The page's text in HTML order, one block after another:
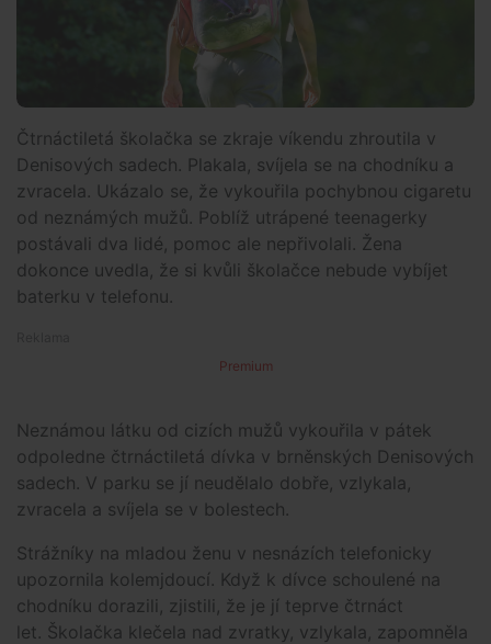
Čtrnáctiletá školačka se zkraje víkendu zhroutila v
Denisových sadech. Plakala, svíjela se na chodníku a
zvracela. Ukázalo se, že vykouřila pochybnou cigaretu
od neznámých mužů. Poblíž utrápené teenagerky
postávali dva lidé, pomoc ale nepřivolali. Žena
dokonce uvedla, že si kvůli školačce nebude vybíjet
baterku v telefonu.
Premium
Neznámou látku od cizích mužů vykouřila v pátek
odpoledne čtrnáctiletá dívka v brněnských Denisových
sadech. V parku se jí neudělalo dobře, vzlykala,
zvracela a svíjela se v bolestech.
Strážníky na mladou ženu v nesnázích telefonicky
upozornila kolemjdoucí. Když k dívce schoulené na
chodníku dorazili, zjistili, že je jí teprve čtrnáct
let. Školačka klečela nad zvratky, vzlykala, zapomněla